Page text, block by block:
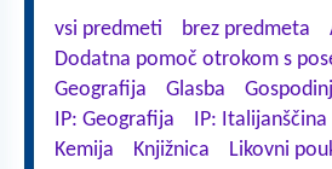
vsi predmeti
brez predmeta
Dodatna pomoč otrokom s
Geografija
Glasba
IP: Geografija
IP: Italijanščina
Kemija
Knjižnica Likovni